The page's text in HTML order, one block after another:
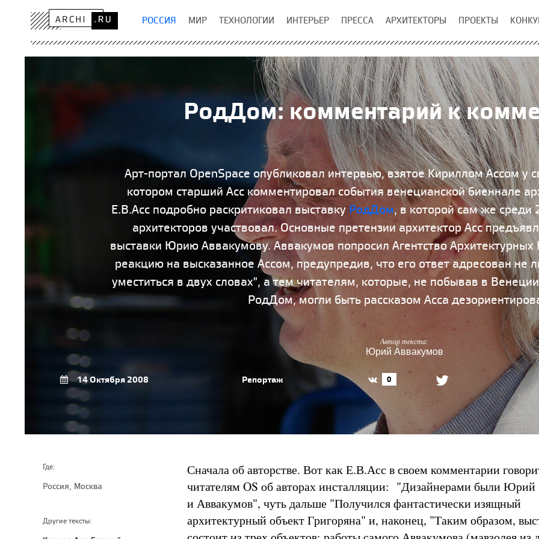
РОССИЯ МИР ТЕХНОЛОГИИ ИНТЕРЬЕР ПРЕССА АРХИТЕКТОРЫ ПРОЕКТЫ
РодДом: комментарий к
Арт-портал OpenSpace опубликовал интервью, взятое Кириллом Ассом у
котором старший Асс комментировал события венецианской биеннале
Е.В.Асс подробно раскритиковал выставкуРодДом, в которой сам же среди
архитекторов участвовал. Основные претензии архитектор Асс
выставки Юрию Аввакумову. Аввакумов попросил Агентство Архитектурных
реакцию на высказанное Ассом, предупредив, что его ответ адресован не
уместиться в двух словах", а тем читателям, которые, не побывав в
РодДом, могли быть рассказом Асса
Автор текста:
Юрий Аввакумов
14 Октября 2008 Репортаж 0
Где:
Россия, Москва
Другие тексты:
Сначала об авторстве. Вот как Е.В.Асс в своем комментарии
читателям OS об авторах инсталляции: "Дизайнерами были Юрий
и Аввакумов", чуть дальше "Получился фантастически изящный
архитектурный объект Григоряна" и, наконец, "Таким образом,